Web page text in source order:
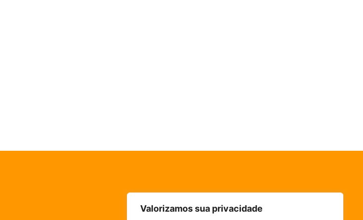
Valorizamos sua privacidade